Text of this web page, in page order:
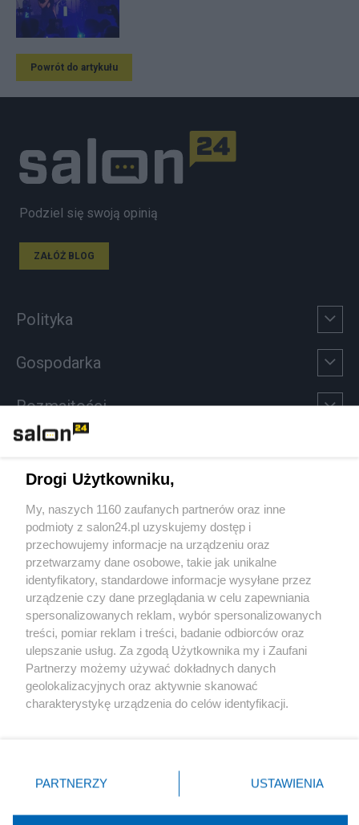
Powrót do artykułu
Podziel się swoją opinią
ZAŁÓŻ BLOG
Polityka
Gospodarka
Rozmaitości
Sport
Społeczeństwo
Kultura
X Facebook Instagram Youtube
Drogi Użytkowniku,
My, naszych 1160 zaufanych partnerów oraz inne
podmioty z salon24.pl uzyskujemy dostęp i
przechowujemy informacje na urządzeniu oraz
przetwarzamy dane osobowe, takie jak unikalne
identyfikatory, standardowe informacje wysyłane przez
urządzenie czy dane przeglądania w celu zapewniania
spersonalizowanych reklam, wybór spersonalizowanych
treści, pomiar reklam i treści, badanie odbiorców oraz
ulepszanie usług. Za zgodą Użytkownika my i Zaufani
Partnerzy możemy używać dokładnych danych
geolokalizacyjnych oraz aktywnie skanować
charakterystykę urządzenia do celów identyfikacji.
zmienić/wycofać klikając przycisk ustawień prywatności
znajdujący się w lewym dolnym rogu strony
rodzaje przetwarzania danych nie wymagają zgody
PARTNERZY USTAWIENIA